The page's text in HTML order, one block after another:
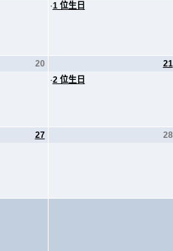
·1 位生日
20
21
·2 位生日
27
28